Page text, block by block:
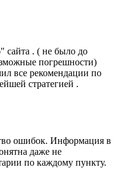
сайта . ( не было до
погрешности)
все рекомендации по
стратегией .
ошибок. Информация в
даже не
по каждому пункту.